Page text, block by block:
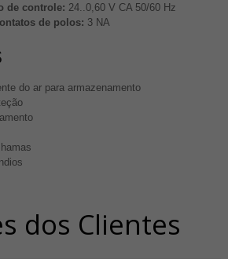
de controle: 24..0,60 V CA 50/60 Hz
de polos: 3 NA
do ar para armazenamento
dos Clientes